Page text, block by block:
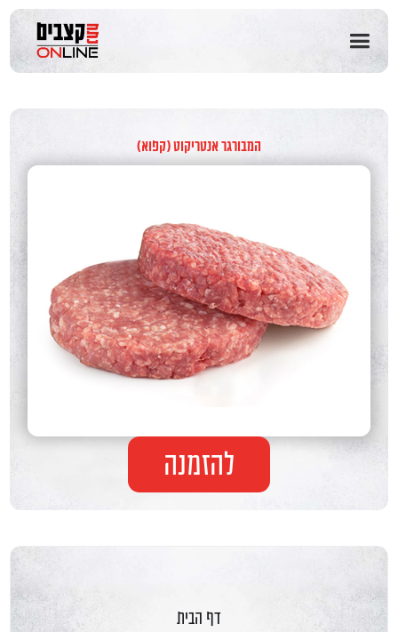
שִׂים
בְּאֲתָר
זֶה
נָגִישׁ
לִנְגִישׁוּת
המבורגר אנטריקוט (קפוא)
להזמנה
דף הבית